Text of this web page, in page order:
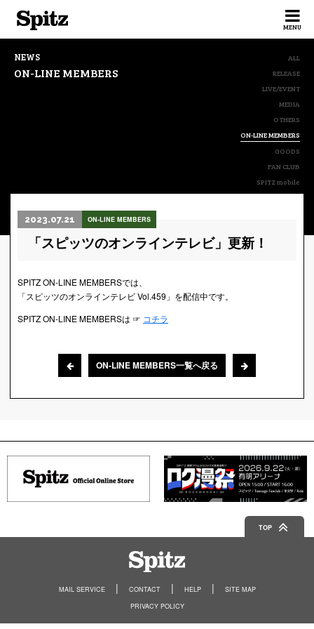
MENU
NEWS
ON-LINE MEMBERS
ALL
RELEASE
LIVE/EVENT
MEDIA
OTHERS
ON-LINE MEMBERS
GOODS
FAN CLUB
SPITZ mobile
2023.07.21 ON-LINE MEMBERS
「スピッツのオンラインテレビ」更新！
SPITZ ON-LINE MEMBERSでは、
「スピッツのオンラインテレビ Vol.459」を配信中です。
SPITZ ON-LINE MEMBERSは ☞ コチラ
ON-LINE MEMBERS一覧へ戻る
TOP
MAIL SERVICE CONTACT HELP
SITE MAP
PRIVACY POLICY